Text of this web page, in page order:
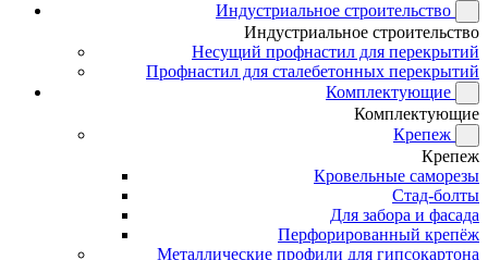
Индустриальное строительство
Индустриальное строительство
Несущий профнастил для перекрытий
Профнастил для сталебетонных перекрытий
Комплектующие
Комплектующие
Крепеж
Крепеж
Кровельные саморезы
Стад-болты
Для забора и фасада
Перфорированный крепёж
Металлические профили для гипсокартона